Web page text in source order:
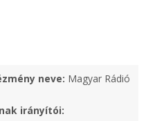
neve: Magyar Rádió
irányítói: